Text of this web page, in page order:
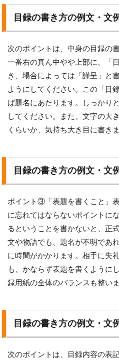
目録の書き方の例文・文
次のポイントは、中身の目録の
一番右の真ん中やや上部に、「
き、場合によっては「謹呈」と
ようにしてください。この「目
ば題名にあたります。しっかり
してください。また、文字の大
くらいか、気持ち大き目に書き
目録の書き方の例文・文
ポイント③「表題を書くこと」
に忘れてはならないポイントに
るということを書かないと、正
文や物語でも、題名が不明であ
に時間がかかります。相手に失
も、かならず表題を書くように
録用紙の全体のバランスも整いま
目録の書き方の例文・文
次のポイントは、目録内容の表